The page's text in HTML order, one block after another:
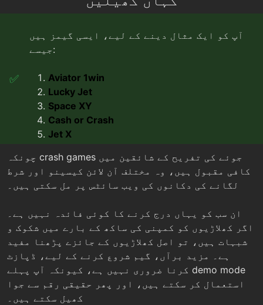
آپ کو ایک مثال دینے کے لیے، ایسی گیمز ہیں
جیسے:
Aviator 1win
Lucky Jet
Space XY
Cash or Crash
Jet X
چونکہ crash games جوئے کی تفریح کے شائقین میں
کافی مقبول ہیں، وہ مختلف آن لائن کیسینو اور شرط
لگانے کی دکانوں کی ویب سائٹس پر مل سکتی ہیں۔
ان سب کو یہاں درج کرنے کا کوئی فائدہ نہیں ہے۔
اگر کھلاڑیوں کو کمپنی کی ساکھ کے بارے میں شکوک و
شبہات ہیں، تو اصل کھلاڑیوں کے جائزے پڑھنا مفید
ہے۔ مزید برآں، گیم شروع کرنے کے لیے، ڈپازٹ
کرنا ضروری نہیں ہے، کیونکہ آپ پہلے demo mode
استعمال کر سکتے ہیں، اور پھر حقیقی رقم سے جوا
کھیل سکتے ہیں۔